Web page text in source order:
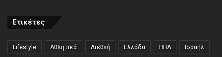
Ετικέτες
Lifestyle Αθλητικά Διεθνή Ελλάδα ΗΠΑ Ισραήλ